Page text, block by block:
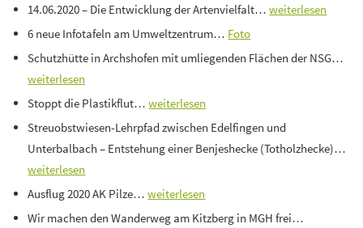
14.06.2020 – Die Entwicklung der Artenvielfalt…weiterlesen
6 neue Infotafeln am Umweltzentrum… Foto
Schutzhütte in Archshofen mit umliegenden Flächen der NSG…
weiterlesen
Stoppt die Plastikflut…weiterlesen
Streuobstwiesen-Lehrpfad zwischen Edelfingen und
Unterbalbach – Entstehung einer Benjeshecke (Totholzhecke)…
weiterlesen
Ausflug 2020 AK Pilze…weiterlesen
Wir machen den Wanderweg am Kitzberg in MGH frei…